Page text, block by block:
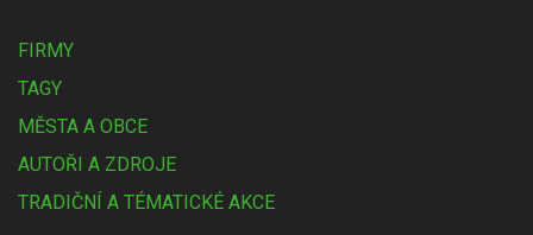
FIRMY
TAGY
MĚSTA A OBCE
AUTOŘI A ZDROJE
TRADIČNÍ A TÉMATICKÉ AKCE